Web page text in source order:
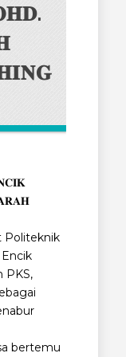
Politeknik
PKS,
bertemu